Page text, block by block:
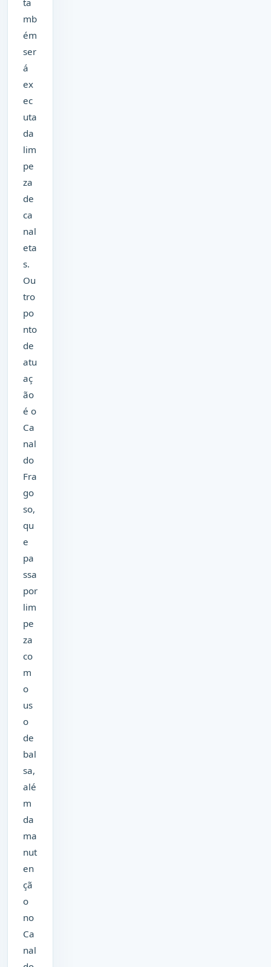
mb
ém
ser
á
ex
ec
uta
da
lim
pe
za
de
ca
nal
eta
s.
Ou
tro
po
nto
de
atu
aç
ão
é o
Ca
nal
do
Fra
go
so,
qu
e
pa
ssa
por
lim
pe
za
co
m
o
us
o
de
bal
sa,
alé
m
da
ma
nut
en
çã
o
no
Ca
nal